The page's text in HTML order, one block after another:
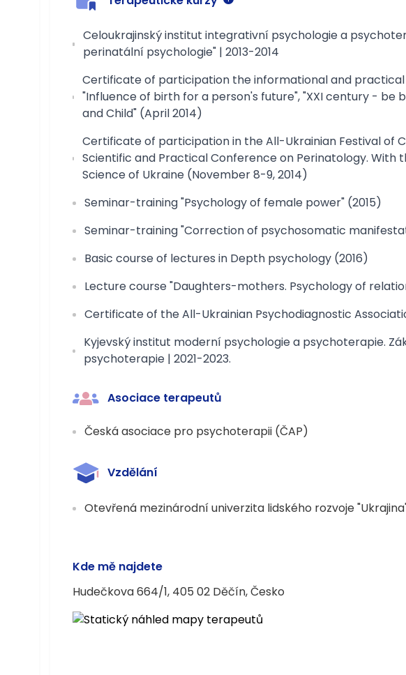
Celoukrajinský institut integrativní psychologie a
perinatální psychologie" | 2013-2014
Certificate of participation the informational and practical
"Influence of birth for a person's future", "XXI century - be
and Child" (April 2014)
Certificate of participation in the All-Ukrainian Festival of
Scientific and Practical Conference on Perinatology. With
Science of Ukraine (November 8-9, 2014)
Seminar-training "Psychology of female power" (2015)
Seminar-training "Correction of psychosomatic
Basic course of lectures in Depth psychology (2016)
Lecture course "Daughters-mothers. Psychology of
Certificate of the All-Ukrainian Psychodiagnostic
Kyjevský institut moderní psychologie a psychoterapie.
psychoterapie | 2021-2023.
Asociace terapeutů
Česká asociace pro psychoterapii (ČAP)
Vzdělání
Otevřená mezinárodní univerzita lidského rozvoje
Kde mě najdete
Hudečkova 664/1, 405 02 Děčín, Česko